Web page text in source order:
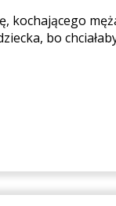
kochającego
bo